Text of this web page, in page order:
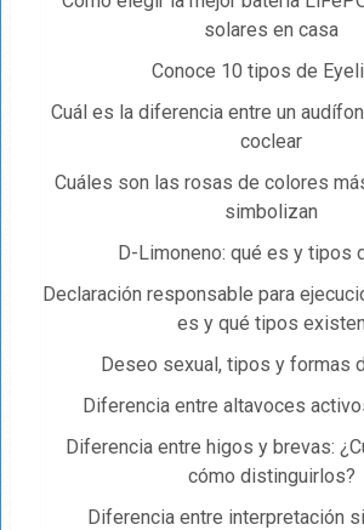
solares en casa
Conoce 10 tipos de
Cuál es la diferencia entre un
coclear
Cuáles son las rosas de colores
simbolizan
D-Limoneno: qué es y tipos
Declaración responsable para
es y qué tipos existen
Deseo sexual, tipos y formas
Diferencia entre altavoces
Diferencia entre higos y brevas:
cómo distinguirlos?
Diferencia entre interpretación